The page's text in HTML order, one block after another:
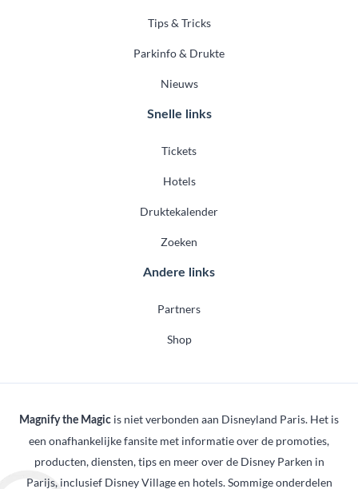
Tips & Tricks
Parkinfo & Drukte
Nieuws
Snelle links
Tickets
Hotels
Druktekalender
Zoeken
Andere links
Partners
Shop
Magnify the Magic is niet verbonden aan Disneyland Paris. Het is
een onafhankelijke fansite met informatie over de promoties,
producten, diensten, tips en meer over de Disney Parken in
Parijs, inclusief Disney Village en hotels. Sommige onderdelen